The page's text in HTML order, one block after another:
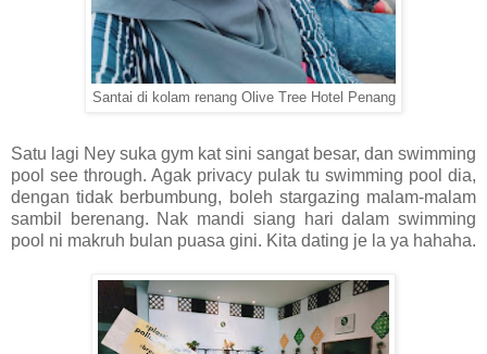
Santai di kolam renang Olive Tree Hotel Penang
Satu lagi Ney suka gym kat sini sangat besar, dan swimming
pool see through. Agak privacy pulak tu swimming pool dia,
dengan tidak berbumbung, boleh stargazing malam-malam
sambil berenang. Nak mandi siang hari dalam swimming
pool ni makruh bulan puasa gini. Kita dating je la ya hahaha.